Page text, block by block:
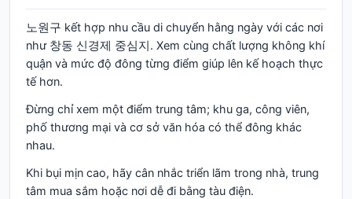
노원구 kết hợp nhu cầu di chuyển hằng ngày với các nơi
như 창동 신경제 중심지. Xem cùng chất lượng không khí
quận và mức độ đông từng điểm giúp lên kế hoạch thực
tế hơn.
Đừng chỉ xem một điểm trung tâm; khu ga, công viên,
phố thương mại và cơ sở văn hóa có thể đông khác
nhau.
Khi bụi mịn cao, hãy cân nhắc triển lãm trong nhà, trung
tâm mua sắm hoặc nơi dễ đi bằng tàu điện.